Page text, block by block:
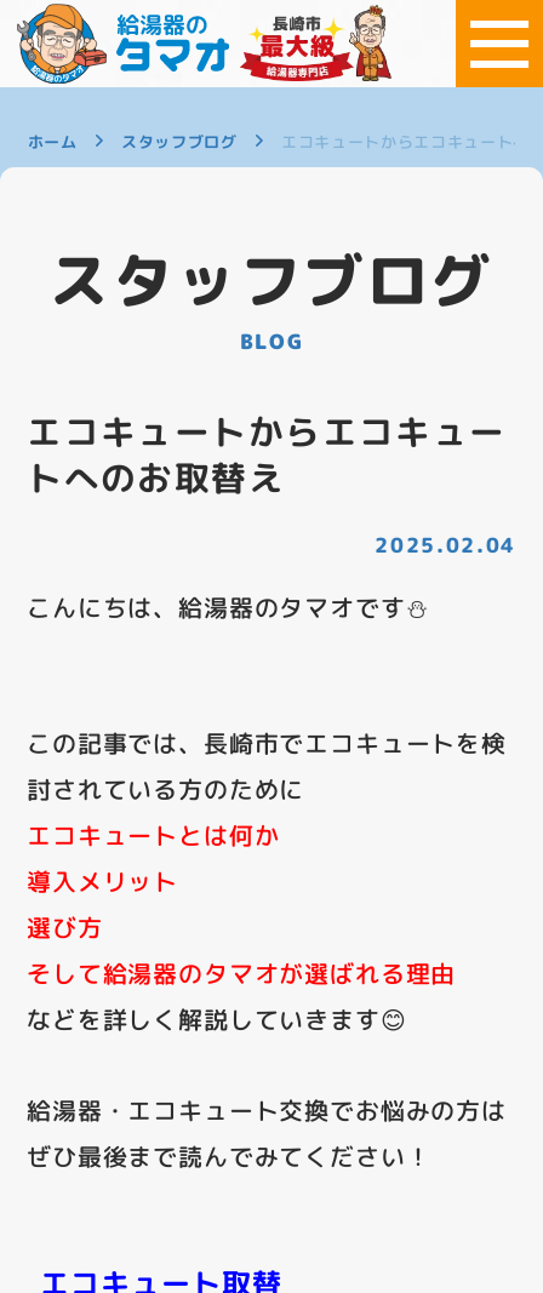
ホーム スタッフブログ エコキュートからエコキュートへ
スタッフブログ
BLOG
エコキュートからエコキュー
トへのお取替え
2025.02.04
こんにちは、給湯器のタマオです⛄
この記事では、長崎市でエコキュートを検
討されている方のために
エコキュートとは何か
導入メリット
選び方
そして給湯器のタマオが選ばれる理由
などを詳しく解説していきます😊
給湯器・エコキュート交換でお悩みの方は
ぜひ最後まで読んでみてください！
エコキュート取替